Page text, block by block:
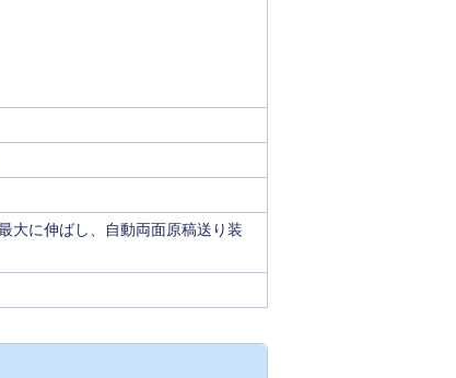
大に伸ばし、自動両面原稿送り装